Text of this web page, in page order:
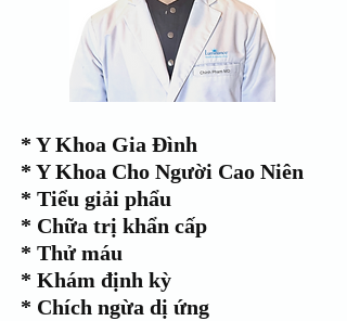
​* Y Khoa Gia Đình
* Y Khoa Cho Người Cao Niên
* Tiểu giải phẩu
* Chữa trị khẩn cấp
* Thử máu
* Khám định kỳ
* Chích ngừa dị ứng